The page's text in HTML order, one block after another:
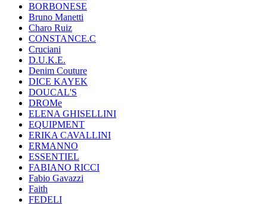
BORBONESE
Bruno Manetti
Charo Ruiz
CONSTANCE.C
Cruciani
D.U.K.E.
Denim Couture
DICE KAYEK
DOUCAL'S
DROMe
ELENA GHISELLINI
EQUIPMENT
ERIKA CAVALLINI
ERMANNO
ESSENTIEL
FABIANO RICCI
Fabio Gavazzi
Faith
FEDELI